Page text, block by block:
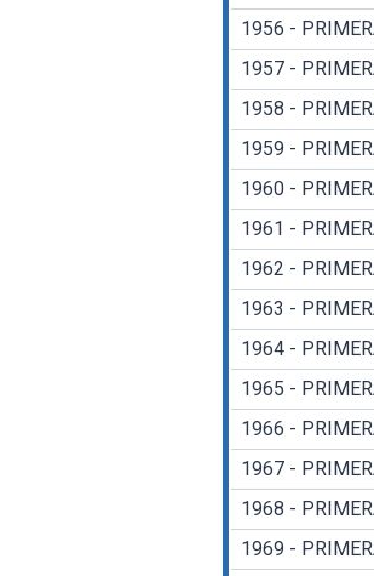
1956 -
1957 -
1958 -
1959 -
1960 -
1961 -
1962 -
1963 -
1964 -
1965 -
1966 -
1967 -
1968 -
1969 -